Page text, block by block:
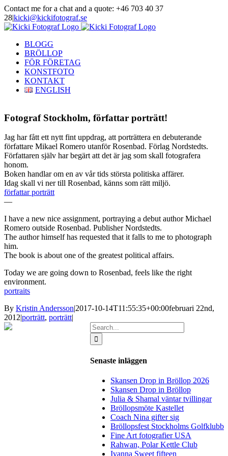
Skip
to
content
Contact me for a chat and a quote: +46 703 40 37
28|kicki@kickifotograf.se
Instagram
Facebook
BLOGG
BRÖLLOP
FÖR FÖRETAG
KONSTFOTO
KONTAKT
ENGLISH
Fotograf Stockholm, författar porträtt!
Jag har fått ett nytt fint uppdrag, att porträttera en debuterande
författare Mikael Romero utanför Rosenbad. Förlag Nordstedts.
Författaren själv har begärt att det är jag som skall fotografera
honom.
Boken handlar om en av vår tids största politiska affärer.
Idag skall vi ner till Rosenbad, känns som rätt miljö.
författar porträtt
—
I have a new nice assignment, portraying a debut author Michael
Romero outside Rosenbad. Publisher Nordstedts.
The author himself has requested that it falls to me to photograph
him.
The book is about one of the greatest political affairs.
Today we are going down to Rosenbad, feels like the right
environment.
portraits
By Kristin Andersson|2017-10-14T11:55:35+00:00februari 22nd,
2012|porträtt, porträtt|
Search
for:
Senaste inläggen
Skansen Drop in Bröllop 2026
Skansen Drop in Bröllop
Julia & Shamal väntar tvillingar
Bröllopsmöte Kastellet
Coach Nina gifter sig
Bröllopsfest Stockholms Golfklubb
Fine Art fotografier USA
Rahwan, Polar Kettle Club
Ivanna Sweet fifteen